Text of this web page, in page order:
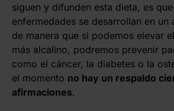
siguen y difunden esta dieta, es
enfermedades se desarrollan en un
de manera que si podemos elevar
más alcalino, podremos prevenir
como el cáncer, la diabetes o la
el momento no hay un respaldo
afirmaciones.